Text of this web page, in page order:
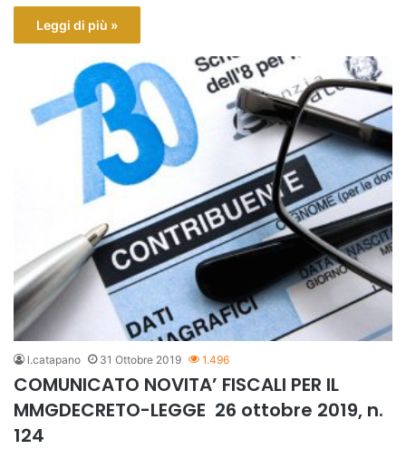
Leggi di più »
l.catapano 31 Ottobre 2019 1.496
COMUNICATO NOVITA’ FISCALI PER IL
MMGDECRETO-LEGGE 26 ottobre 2019, n.
124